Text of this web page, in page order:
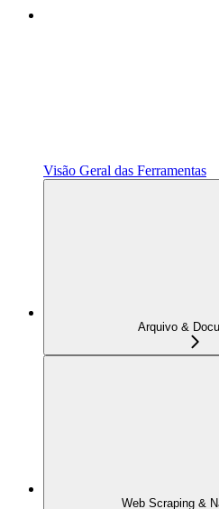
Visão Geral das Ferramentas
Arquivo &
Web Scraping &